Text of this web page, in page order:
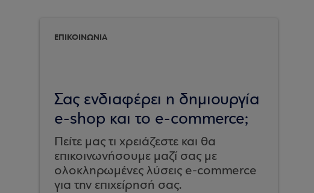
ΕΠΙΚΟΙΝΩΝΙΑ
Σας ενδιαφέρει η δημιουργία
e-shop και το e-commerce;
Πείτε μας τι χρειάζεστε και θα
επικοινωνήσουμε μαζί σας με
ολοκληρωμένες λύσεις e-commerce
για την επιχείρησή σας.